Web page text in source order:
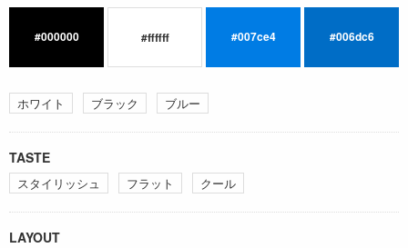
#000000 #ffffff #007ce4 #006dc6
ホワイト ブラック ブルー
TASTE
スタイリッシュ フラット クール
LAYOUT